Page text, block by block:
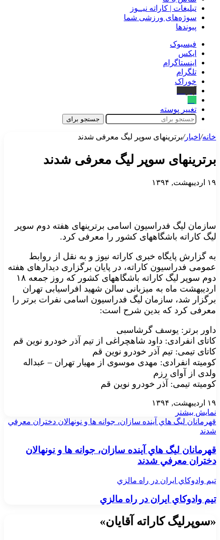
تبلیغات | کاراته نیــوز
سوژه‌های ورزشی شما
پیوندها
فیسبوک
ایکس
اینستاگرام
تلگرام
خوراک
تغییر پوسته
جستجو برای
خانه/ اخبار/برترینهای سوپر لیگ معرفی شدند
برترینهای سوپر لیگ معرفی شدند
۱۹ اردیبهشت, ۱۳۹۴
سازمان لیگ فدراسیون اسامی برترینهای هفته دوم سوپر
لیگ کاراته باشگاههای کشور را معرفی کرد.
به گزارش پایگاه خبری کاراته نیوز و به نقل از روابط
عمومی فدراسیون کاراته، در پایان برگزاری دیدارهای هفته
دوم سوپر لیگ کاراته باشگاههای کشور که روز جمعه ۱۸
اردیبهشت ماه به میزبانی سالن شهید افراسیابی تهران
برگزار شد، سازمان لیگ فدراسیون اسامی نفرات برتر را
معرفی کرد که بدین شرح است:
داور برتر: یوسف گرشاسبی
کاتای انفرادی: داود شاهچراغی از تیم آذر خودرو نوین قم
کاتای تیمی: تیم آذر خودرو نوین قم
کومیته انفرادی: مهدی موسوی از مهیار تهران – عبداله
ولدی از آوای رزم
کومیته تیمی: آذر خودرو نوین قم
۱۹ اردیبهشت, ۱۳۹۴
نمایش بیشتر
قهرمانان ليگ هاي آينده سازان، جوانه ها و نونهالان دختران معرفي
شدند
قهرمانان ليگ هاي آينده سازان، جوانه ها و نونهالان
دختران معرفي شدند
تيم وادوكاي ايران در راه مالزي
تيم وادوكاي ايران در راه مالزي
«سوپرلیگ کاراته آقایان»